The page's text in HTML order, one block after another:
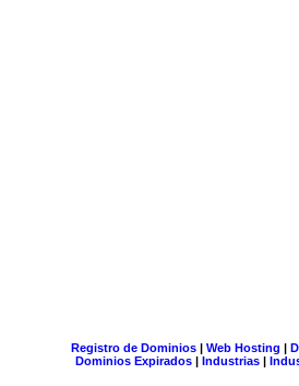
Registro de Dominios| Web Hosting |
Dominios Expirados | Industrias |